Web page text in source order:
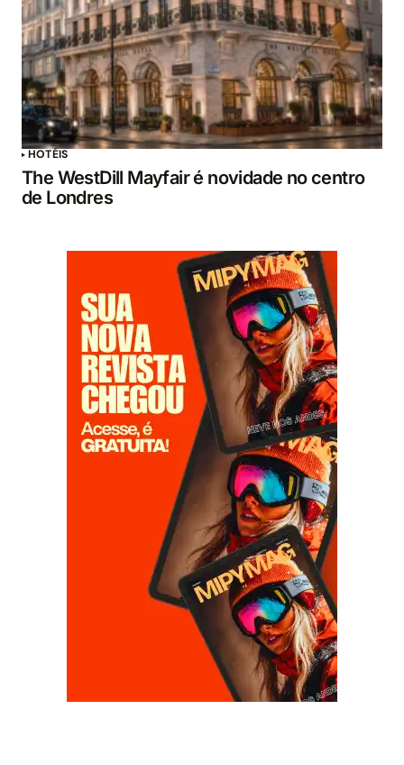
HOTÉIS
The WestDill Mayfair é novidade no centro
de Londres